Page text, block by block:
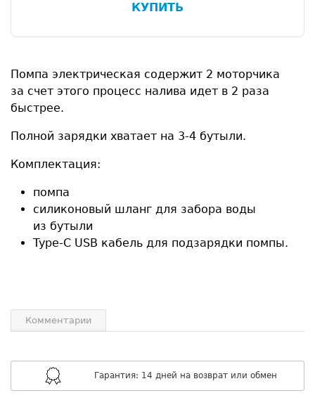
КУПИТЬ
Помпа электрическая содержит 2 моторчика
за счет этого процесс налива идет в 2 раза
быстрее.
Полной зарядки хватает на 3-4 бутыли.
Комплектация:
помпа
силиконовый шланг для забора воды
из бутыли
Type-C USB кабель для подзарядки помпы.
Комментарии
Гарантия: 14 дней на возврат или обмен